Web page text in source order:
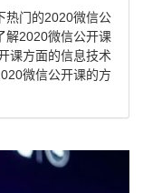
热门的2020微信公
解2020微信公开课
课方面的信息技术
微信公开课的方